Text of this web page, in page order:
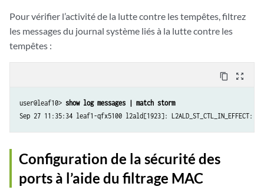
Pour vérifier l’activité de la lutte contre les tempêtes, filtrez
les messages du journal système liés à la lutte contre les
tempêtes :
content_copy zoom_out_map
user@leaf10> show log messages | match storm
Sep 27 11:35:34 leaf1-qfx5100 l2ald[1923]:
Configuration de la sécurité des
ports à l’aide du filtrage MAC